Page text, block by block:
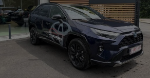
103 maanden